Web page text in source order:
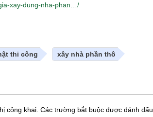
xay-dung-nha-phan…/
thi công xây nhà phần thô
công khai. Các trường bắt buộc được đánh dấu